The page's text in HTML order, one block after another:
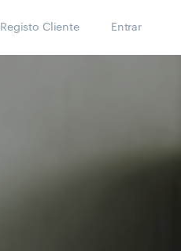
Registo Cliente Entrar